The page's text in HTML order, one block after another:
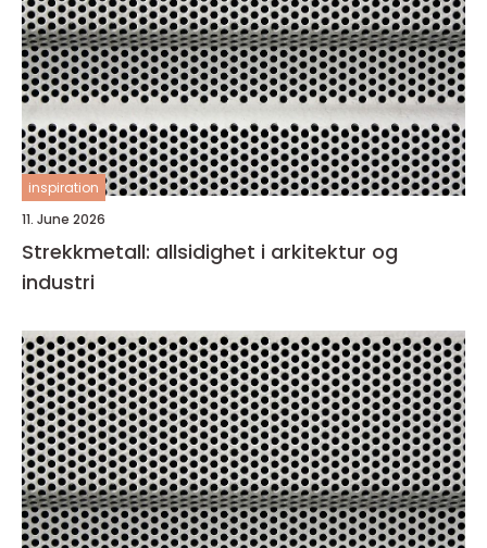
inspiration
11. June 2026
Strekkmetall: allsidighet i arkitektur og
industri